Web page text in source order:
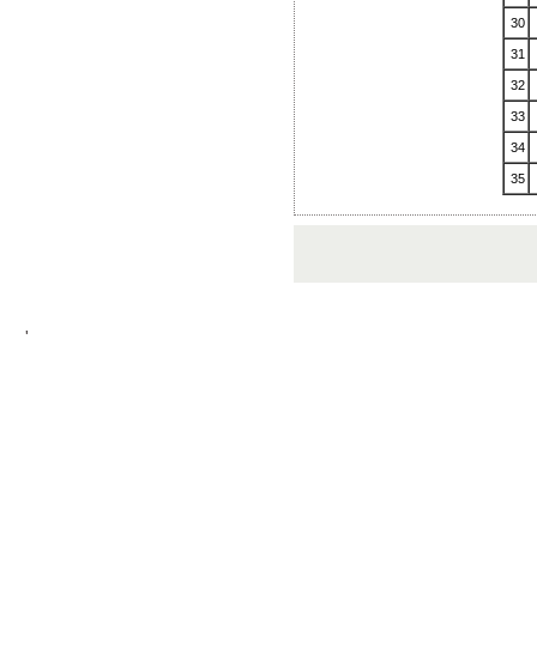
30
31
32
33
34
35
'